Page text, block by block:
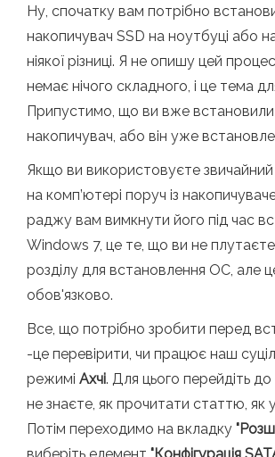
Ну, спочатку вам потрібно
накопичувач SSD на ноутбуці або
ніякої різниці. Я не опишу цей
немає нічого складного, і це тема
Припустимо, що ви вже встановили
накопичувач, або він уже
Якщо ви використовуєте
на комп’ютері поруч із
раджу вам вимкнути його під час
Windows 7, це те, що ви не
розділу для встановлення ОС, але
обов'язково.
Все, що потрібно зробити перед
-це перевірити, чи працює наш
режимі Ахчі. Для цього перейдіть
не знаєте, як прочитати статтю, як
Потім переходимо на вкладку